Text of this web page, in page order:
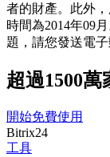
者的財產。此外
時間為201­4年09
題，請您發送電子
超過1500
開始免費使用
Bitrix24
工具